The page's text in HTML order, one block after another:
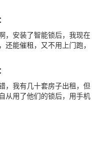
，安装了智能锁后，我现在
还能催租，又不用上门跑，
，我有几十套房子出租，但
从用了他们的锁后，用手机